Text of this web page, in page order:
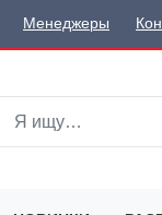
Менеджеры